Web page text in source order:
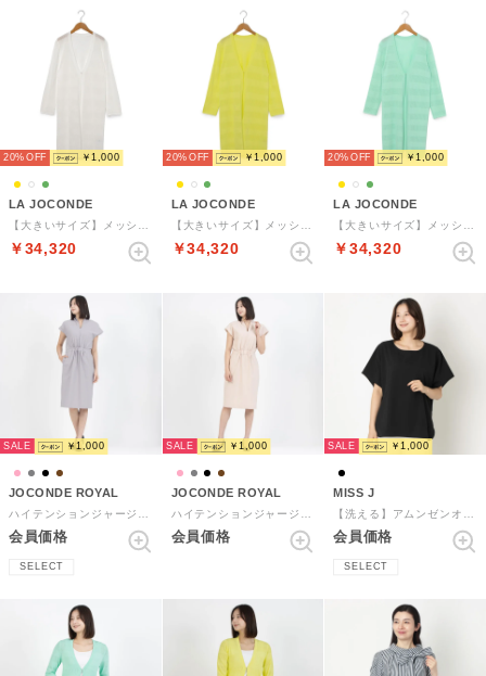
20% ￥1,000
LA JOCONDE
￥34,320
20% ￥1,000
LA JOCONDE
￥34,320
20% ￥1,000
LA JOCONDE
￥34,320
SALE ￥1,000
JOCONDE ROYAL
ハイテンションジャージー ドレス （グレー）
会員価格
SELECT
SALE ￥1,000
JOCONDE ROYAL
ハイテンションジャージー ドレス （ピンク）
会員価格
SALE ￥1,000
MISS J
【洗える】アムンゼンオーバーブラウス （ブラック）
会員価格
SELECT